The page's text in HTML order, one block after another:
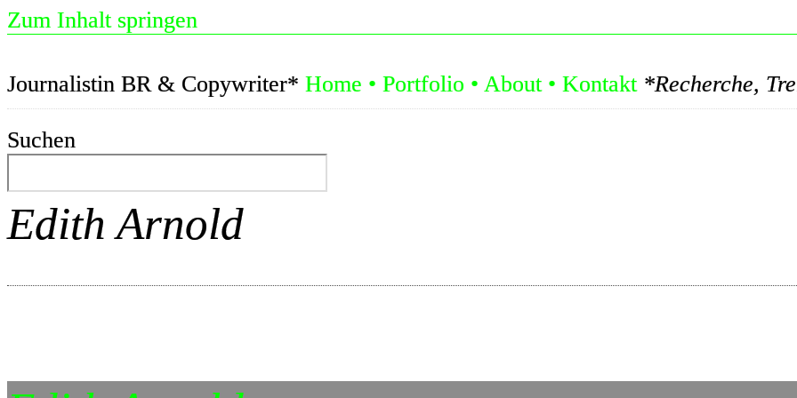
Zum Inhalt springen
Journalistin BR & Copywriter* Home • Portfolio • About • Kontakt *Recherche, Trends, Konzepte: Let's
Suchen
Edith Arnold